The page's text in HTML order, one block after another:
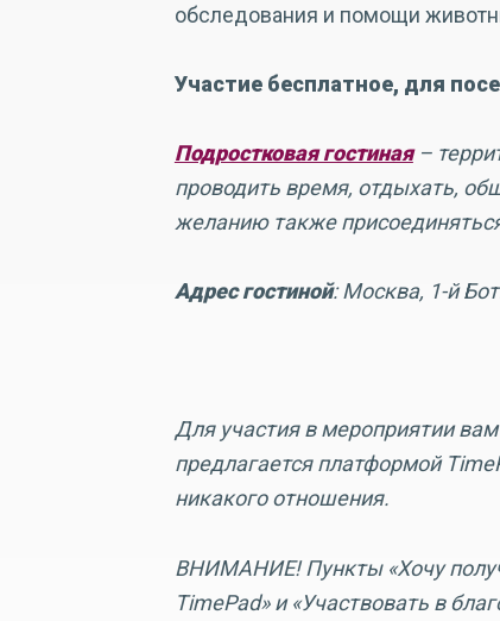
обследования и помощи
Участие бесплатное, для
Подростковая гостиная–
проводить время, отдыхать,
желанию также
Адрес гостиной: Москва, 1-й
Для участия в мероприятии вам
предлагается платформой
никакого отношения.
ВНИМАНИЕ! Пункты «Хочу
TimePad» и «Участвовать в